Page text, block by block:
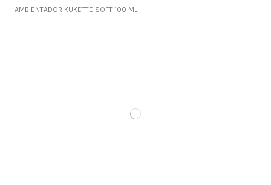
AMBIENTADOR KUKETTE SOFT 100 ML